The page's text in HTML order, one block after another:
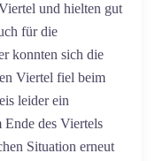
und hielten gut
für die
konnten sich die
Viertel fiel beim
leider ein
des Viertels
Situation erneut